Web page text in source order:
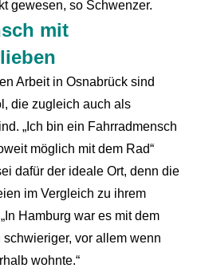
gewesen, so Schwenzer.
mit
Arbeit in Osnabrück sind
die zugleich auch als
„Ich bin ein Fahrradmensch
möglich mit dem Rad“
dafür der ideale Ort, denn die
im Vergleich zu ihrem
Hamburg war es mit dem
vor allem wenn
wohnte.“